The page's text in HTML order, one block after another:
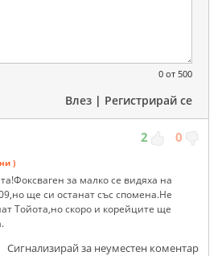
0 от 500
Влез | Регистрирай се
2 0
)
за малко се видяха на
ще си останат със спомена.Не
Тойота,но скоро и корейците ще
Сигнализирай за неуместен коментар